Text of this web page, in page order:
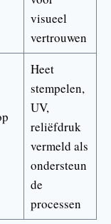
visueel
vertrouwen
Heet
stempelen,
UV,
reliëfdruk
vermeld als
ondersteun
de
processen